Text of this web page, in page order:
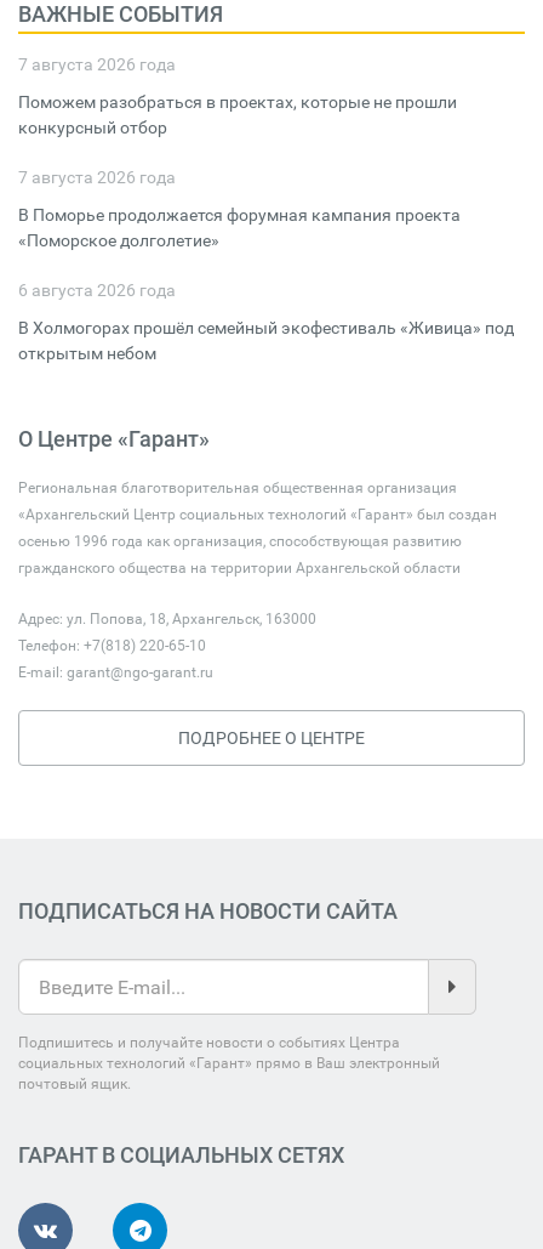
ВАЖНЫЕ СОБЫТИЯ
7 августа 2026 года
Поможем разобраться в проектах, которые не прошли
конкурсный отбор
7 августа 2026 года
В Поморье продолжается форумная кампания проекта
«Поморское долголетие»
6 августа 2026 года
В Холмогорах прошёл семейный экофестиваль «Живица» под
открытым небом
О Центре «Гарант»
Региональная благотворительная общественная организация
«Архангельский Центр социальных технологий «Гарант» был создан
осенью 1996 года как организация, способствующая развитию
гражданского общества на территории Архангельской области
Адрес: ул. Попова, 18, Архангельск, 163000
Телефон: +7(818) 220-65-10
E-mail: garant@ngo-garant.ru
ПОДРОБНЕЕ О ЦЕНТРЕ
ПОДПИСАТЬСЯ НА НОВОСТИ САЙТА
Подпишитесь и получайте новости о событиях Центра
социальных технологий «Гарант» прямо в Ваш электронный
почтовый ящик.
ГАРАНТ В СОЦИАЛЬНЫХ СЕТЯХ